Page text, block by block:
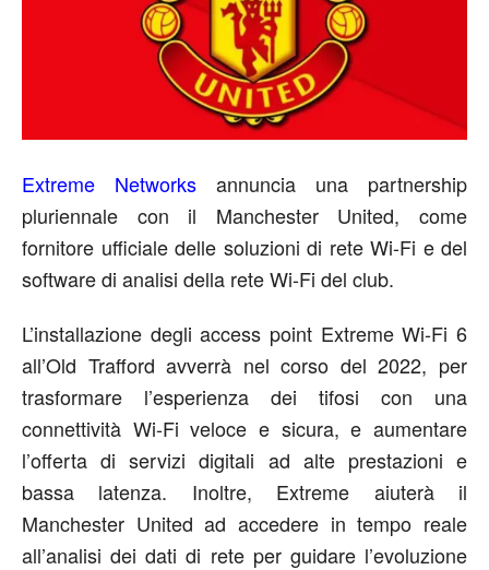
Extreme Networks annuncia una partnership
pluriennale con il Manchester United, come
fornitore ufficiale delle soluzioni di rete Wi-Fi e del
software di analisi della rete Wi-Fi del club.
L’installazione degli access point Extreme Wi-Fi 6
all’Old Trafford avverrà nel corso del 2022, per
trasformare l’esperienza dei tifosi con una
connettività Wi-Fi veloce e sicura, e aumentare
l’offerta di servizi digitali ad alte prestazioni e
bassa latenza. Inoltre, Extreme aiuterà il
Manchester United ad accedere in tempo reale
all’analisi dei dati di rete per guidare l’evoluzione